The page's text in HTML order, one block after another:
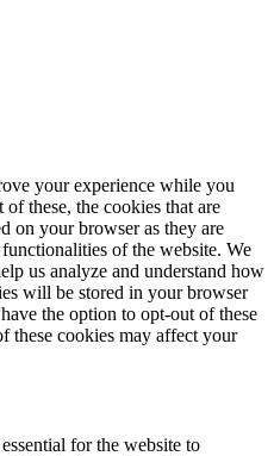
your experience while you
these, the cookies that are
on your browser as they are
of the website. We
us analyze and understand how
will be stored in your browser
the option to opt-out of these
these cookies may affect your
for the website to